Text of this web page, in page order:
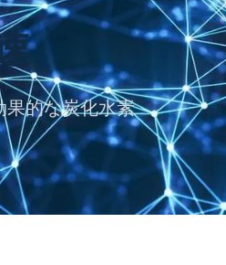
果的な炭化水素